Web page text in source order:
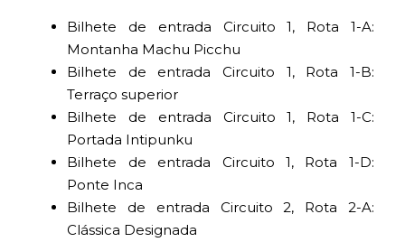
Bilhete de entrada Circuito 1, Rota 1-A:
Montanha Machu Picchu
Bilhete de entrada Circuito 1, Rota 1-B:
Terraço superior
Bilhete de entrada Circuito 1, Rota 1-C:
Portada Intipunku
Bilhete de entrada Circuito 1, Rota 1-D:
Ponte Inca
Bilhete de entrada Circuito 2, Rota 2-A:
Clássica Designada